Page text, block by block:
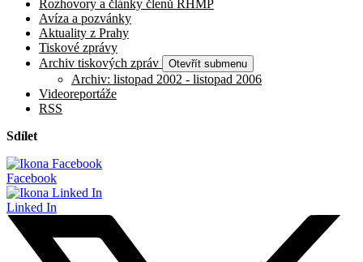
Rozhovory a články členů RHMP
Avíza a pozvánky
Aktuality z Prahy
Tiskové zprávy
Archiv tiskových zpráv
Otevřít submenu
Archiv: listopad 2002 - listopad 2006
Videoreportáže
RSS
Sdílet
Facebook
Linked In